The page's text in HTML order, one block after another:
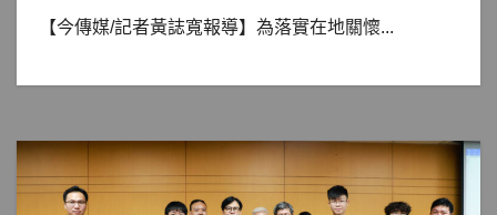
【今傳媒/記者黃誌寬報導】為落實在地關懷...